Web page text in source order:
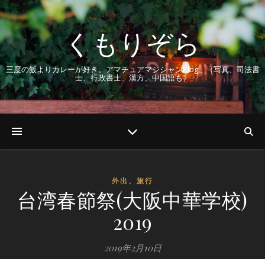
くもりぞら
三度の飯よりカレーが好き。アマチュアマジシャンBlog。（写真、司法書
士、行政書士、漢方、中国語も）
外出、旅行
台湾春節祭(大阪中華学校)
2019
2019年2月10日